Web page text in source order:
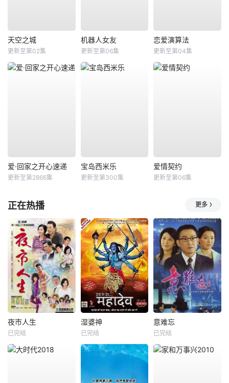
天空之城
更新至第02集
机器人女友
更新至第06集
恋爱演算法
更新至第04集
爱·回家之开心速递
更新至第2866集
宝岛西米乐
更新至第300集
爱情契约
更新至第06集
正在热播 更多
夜市人生
已完结
湿婆神
已完结
意难忘
已完结